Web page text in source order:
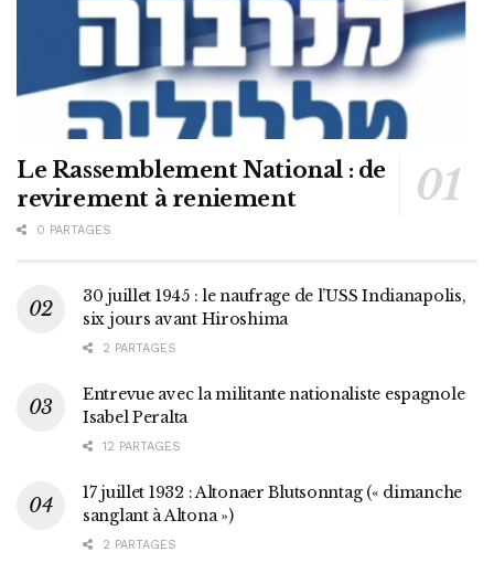
Le Rassemblement National : de
revirement à reniement
0 PARTAGES
30 juillet 1945 : le naufrage de l’USS Indianapolis,
six jours avant Hiroshima
2 PARTAGES
Entrevue avec la militante nationaliste espagnole
Isabel Peralta
12 PARTAGES
17 juillet 1932 : Altonaer Blutsonntag (« dimanche
sanglant à Altona »)
2 PARTAGES